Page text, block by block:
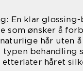
En klar
som ønsker å
hår uten å
typen behandling
håret